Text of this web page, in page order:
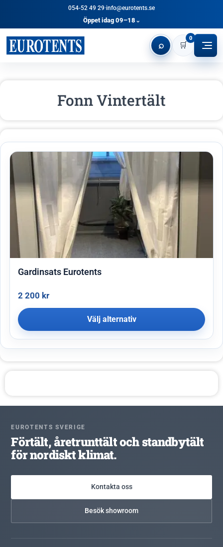
054-52 49 29·info@eurotents.se
Öppet idag 09–18 ⌄
⌕ 🛒
0
Fonn Vintertält
Gardinsats Eurotents
2 200 kr
Välj alternativ
EUROTENTS SVERIGE
Förtält, åretrunttält och standbytält
för nordiskt klimat.
Kontakta oss
Besök showroom